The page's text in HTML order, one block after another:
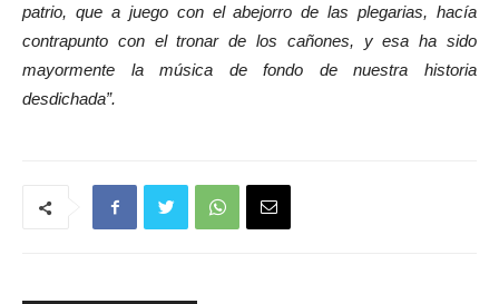
patrio, que a juego con el abejorro de las plegarias, hacía
contrapunto con el tronar de los cañones, y esa ha sido
mayormente la música de fondo de nuestra historia
desdichada”.